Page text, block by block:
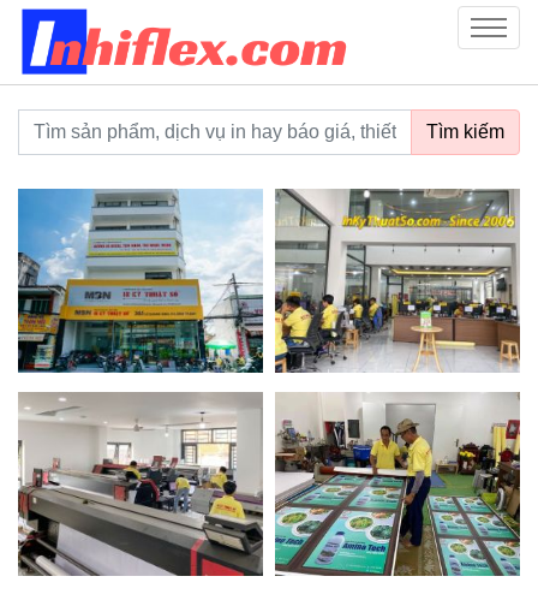
inhiflex.com
Menu
Từ khoá tìm kiếm Tìm kiếm